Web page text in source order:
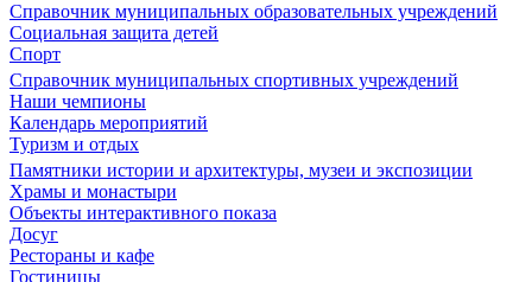
Справочник муниципальных образовательных учреждений
Социальная защита детей
Спорт
Справочник муниципальных спортивных учреждений
Наши чемпионы
Календарь мероприятий
Туризм и отдых
Памятники истории и архитектуры, музеи и экспозиции
Храмы и монастыри
Объекты интерактивного показа
Досуг
Рестораны и кафе
Гостиницы